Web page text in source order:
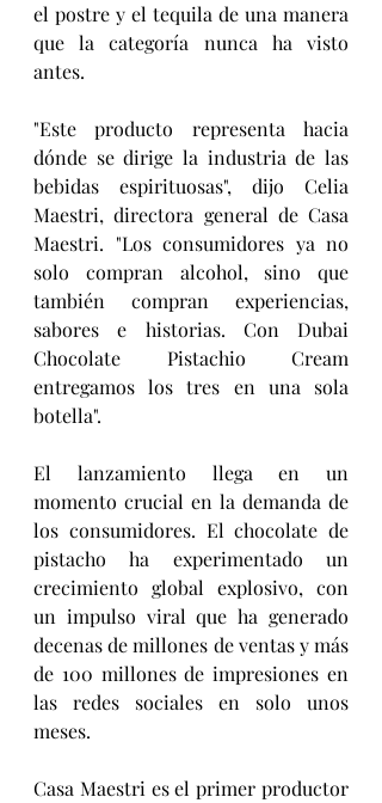
el postre y el tequila de una manera
que la categoría nunca ha visto
antes.
"Este producto representa hacia
dónde se dirige la industria de las
bebidas espirituosas", dijo Celia
Maestri, directora general de Casa
Maestri. "Los consumidores ya no
solo compran alcohol, sino que
también compran experiencias,
sabores e historias. Con Dubai
Chocolate Pistachio Cream
entregamos los tres en una sola
botella".
El lanzamiento llega en un
momento crucial en la demanda de
los consumidores. El chocolate de
pistacho ha experimentado un
crecimiento global explosivo, con
un impulso viral que ha generado
decenas de millones de ventas y más
de 100 millones de impresiones en
las redes sociales en solo unos
meses.
Casa Maestri es el primer productor